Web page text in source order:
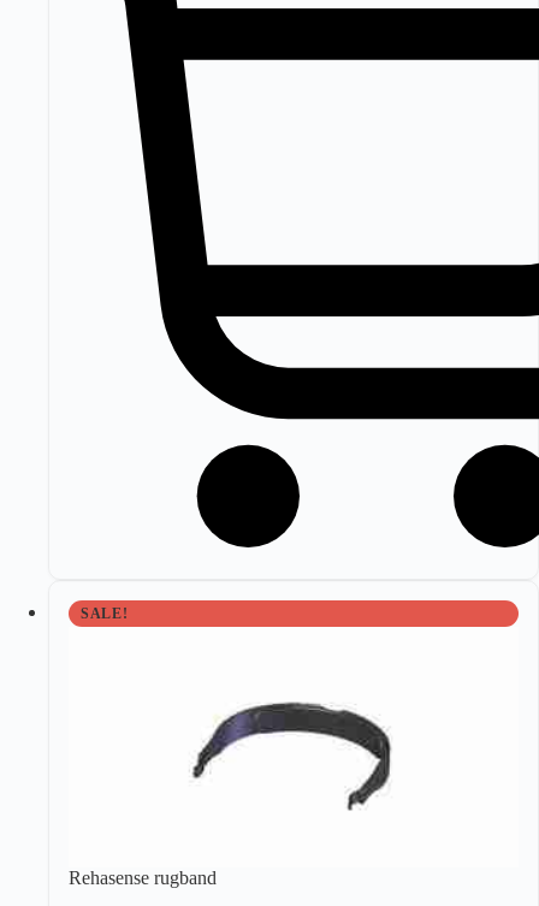
SALE!
Rehasense rugband